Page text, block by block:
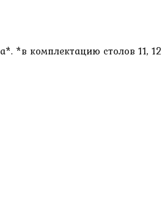
*в комплектацию столов 11, 12